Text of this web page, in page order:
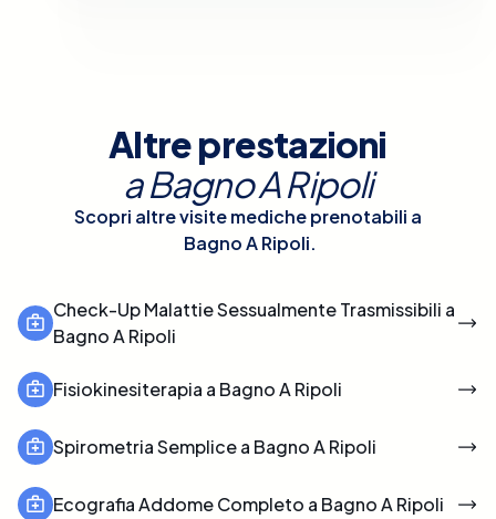
Altre prestazioni
aBagno A Ripoli
Scopri altre visite mediche prenotabili a
Bagno A Ripoli.
Check-Up Malattie Sessualmente Trasmissibili a
Bagno A Ripoli
Fisiokinesiterapia a Bagno A Ripoli
Spirometria Semplice a Bagno A Ripoli
Ecografia Addome Completo a Bagno A Ripoli